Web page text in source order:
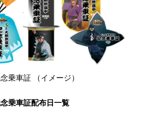
乗車証 （イメージ）
乗車証配布日一覧